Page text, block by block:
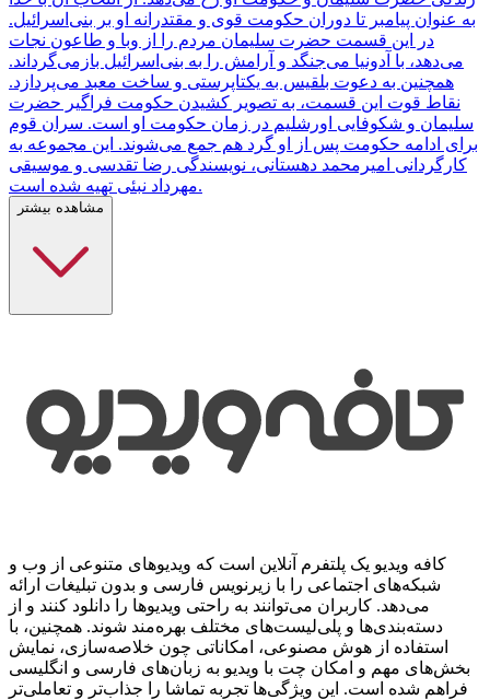
به عنوان پیامبر تا دوران حکومت قوی و مقتدرانه او بر بنی‌اسرائیل.
در این قسمت حضرت سلیمان مردم را از وبا و طاعون نجات
می‌دهد، با آدونیا می‌جنگد و آرامش را به بنی‌اسرائیل بازمی‌گرداند.
همچنین به دعوت بلقيس به یکتاپرستی و ساخت معبد می‌پردازد.
نقاط قوت این قسمت، به تصویر کشیدن حکومت فراگیر حضرت
سلیمان و شکوفایی اورشلیم در زمان حكومت او است. سران قوم
برای ادامه حکومت پس از او گرد هم جمع می‌شوند. این مجموعه به
کارگردانی امیرمحمد دهستانی، نویسندگی رضا تقدسی و موسیقی
مهرداد نبئی تهیه شده است.
مشاهده بیشتر
کافه ویدیو یک پلتفرم آنلاین است که ویدیوهای متنوعی از وب و
شبکه‌های اجتماعی را با زیرنویس فارسی و بدون تبلیغات ارائه
می‌دهد. کاربران می‌توانند به راحتی ویدیوها را دانلود کنند و از
دسته‌بندی‌ها و پلی‌لیست‌های مختلف بهره‌مند شوند. همچنین، با
استفاده از هوش مصنوعی، امکاناتی چون خلاصه‌سازی، نمایش
بخش‌های مهم و امکان چت با ویدیو به زبان‌های فارسی و انگلیسی
فراهم شده است. این ویژگی‌ها تجربه تماشا را جذاب‌تر و تعاملی‌تر